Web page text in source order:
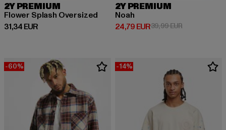
2Y PREMIUM
Flower Splash Oversized
31,34 EUR
Derzeitiger Preis: 31,34 EUR
2Y PREMIUM
Noah
24,79 EUR
Derzeitiger Preis: 24,79 EUR
39,99 EURAktionspreis:
-60% -14%